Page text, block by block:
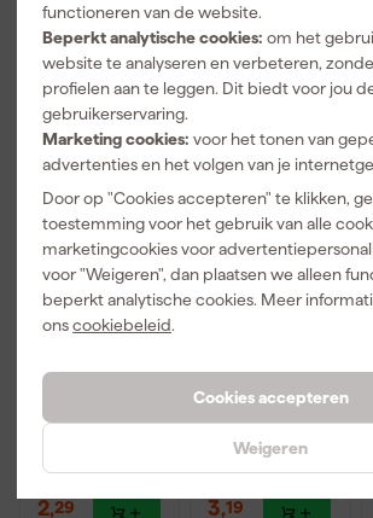
functioneren van de website.
Beperkt analytische cookies: om het
website te analyseren en verbeteren,
profielen aan te leggen. Dit biedt voor jou
gebruikerservaring.
Marketing cookies: voor het tonen van
advertenties en het volgen van je
Door op "Cookies accepteren" te klikken,
toestemming voor het gebruik van alle
marketingcookies voor
voor "Weigeren", dan plaatsen we alleen
beperkt analytische cookies. Meer
onscookiebeleid.
Cookies accepteren
Weigeren
Milwaukee
4932492569
Gegalvaniseer
(600 st)
Morgen
2,29
Milwaukee
Gegalvaniseer
d - 6mm
bezorgd
4,84
3,19